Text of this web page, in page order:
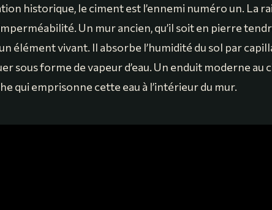
historique, le ciment est l’ennemi numéro un. La
Un mur ancien, qu’il soit en pierre
élément vivant. Il absorbe l’humidité du sol par
sous forme de vapeur d’eau. Un enduit moderne au
qui emprisonne cette eau à l’intérieur du mur.